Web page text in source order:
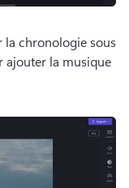
la chronologie sous
ajouter la musique